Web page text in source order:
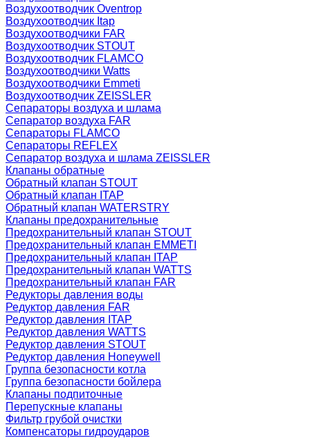
Воздухоотводчик Oventrop
Воздухоотводчик Itap
Воздухоотводчики FAR
Воздухоотводчик STOUT
Воздухоотводчик FLAMCO
Воздухоотводчики Watts
Воздухоотводчики Emmeti
Воздухоотводчик ZEISSLER
Сепараторы воздуха и шлама
Сепаратор воздуха FAR
Сепараторы FLAMCO
Сепараторы REFLEX
Сепаратор воздуха и шлама ZEISSLER
Клапаны обратные
Обратный клапан STOUT
Обратный клапан ITAP
Обратный клапан WATERSTRY
Клапаны предохранительные
Предохранительный клапан STOUT
Предохранительный клапан EMMETI
Предохранительный клапан ITAP
Предохранительный клапан WATTS
Предохранительный клапан FAR
Редукторы давления воды
Редуктор давления FAR
Редуктор давления ITAP
Редуктор давления WATTS
Редуктор давления STOUT
Редуктор давления Honeywell
Группа безопасности котла
Группа безопасности бойлера
Клапаны подпиточные
Перепускные клапаны
Фильтр грубой очистки
Компенсаторы гидроударов